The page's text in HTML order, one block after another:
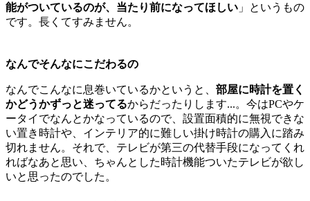
能がついているのが、当たり前になってほしい 」というもの
です。長くてすみません。
なんでそんなにこだわるの
なんでこんなに息巻いているかというと、 部屋に時計を置く
かどうかずっと迷ってるからだったりします...。今はPCやケ
ータイでなんとかなっているので、設置面積的に無視できな
い置き時計や、インテリア的に難しい掛け時計の購入に踏み
切れません。それで、テレビが第三の代替手段になってくれ
ればなあと思い、ちゃんとした時計機能ついたテレビが欲し
いと思ったのでした。